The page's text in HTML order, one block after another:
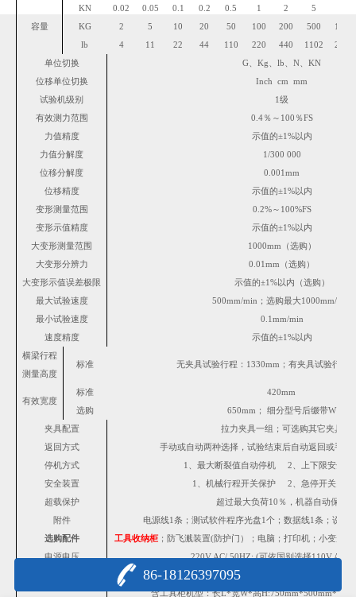
容量
KN 0.02 0.05 0.1 0.2 0.5 1 2 5
KG
2 5 10 20 50 100 200 500
1000
lb
4 11 22 44 110 220 440 1102
2204
单位切换
G、Kg、lb、N、KN
位移单位切换
Inch cm mm
试验机级别
1级
有效测力范围
0.4％～100％FS
力值精度
示值的±1%以内
力值分解度
1/300 000
位移分解度
0.001mm
位移精度
示值的±1%以内
变形测量范围
0.2%～100%FS
变形示值精度
示值的±1%以内
大变形测量范围
1000mm（选购）
大变形分辨力
0.01mm（选购）
大变形示值误差极限
示值的±1%以内（选购）
最大试验速度
500mm/min；选购最大1000mm/min
最小试验速度
0.1mm/min
速度精度
示值的±1%以内
横梁行程
测量高度
标准 无夹具试验行程：1330mm；有夹具试验行程
有效宽度
标准
420mm
选购
650mm； 细分型号后缀带W
夹具配置
拉力夹具一组；可选购其它夹具
返回方式
手动或自动两种选择，试验结束后自动返回或手动
停机方式
1、最大断裂值自动停机 2、上下限安全设
安全装置
1、机械行程开关保护 2、急停开关紧急
超载保护
超过最大负荷10％，机器自动保护
附件
电源线1条；测试软件程序光盘1个；数据线1条；说明
选购配件
工具收纳柜；防飞溅装置(防护门）；电脑；打印机；小变形
电源电压
220V.AC/ 50HZ; (可依国别选择110V.AC/
标准机型：长L*宽W*高
含工具柜机型：长L*宽W*高
86-18126397095